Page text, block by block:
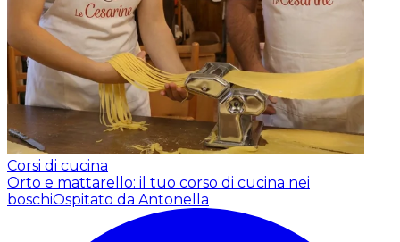
Corsi di cucina
Orto e mattarello: il tuo corso di cucina nei
boschiOspitato da Antonella